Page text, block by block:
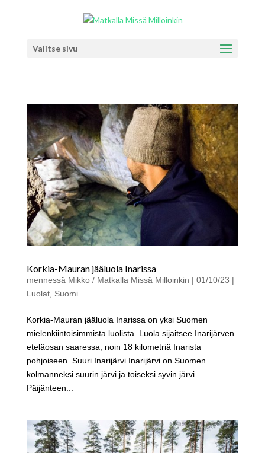
Valitse sivu
Korkia-Mauran jääluola Inarissa
mennessä Mikko / Matkalla Missä Milloinkin | 01/10/23 |
Luolat, Suomi
Korkia-Mauran jääluola Inarissa on yksi Suomen
mielenkiintoisimmista luolista. Luola sijaitsee Inarijärven
eteläosan saaressa, noin 18 kilometriä Inarista
pohjoiseen. Suuri Inarijärvi Inarijärvi on Suomen
kolmanneksi suurin järvi ja toiseksi syvin järvi
Päijänteen...